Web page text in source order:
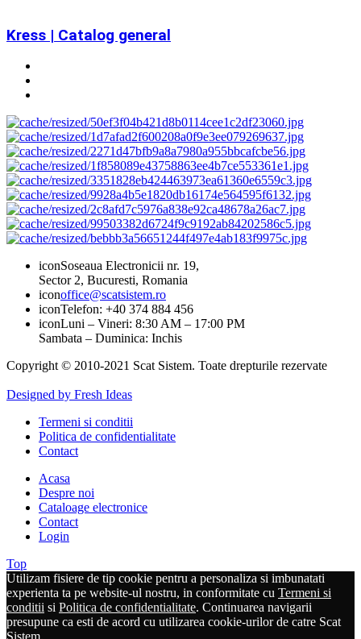
Kress | Catalog general
iconSoseaua Electronicii nr. 19,
Sector 2, Bucuresti, Romania
iconoffice@scatsistem.ro
iconTelefon: +40 374 884 456
iconLuni – Vineri: 8:30 AM – 17:00 PM
Sambata – Duminica: Inchis
Copyright © 2010-2021 Scat Sistem. Toate drepturile rezervate
Designed by Fresh Ideas
Termeni si conditii
Politica de confidentialitate
Contact
Acasa
Despre noi
Cataloage electronice
Contact
Login
Top
Utilizam fisiere de tip cookie pentru a personaliza si imbunatati
experienta ta pe website-ul nostru, in conformitate cu Termeni si
conditii si Politica de confidentialitate. Continuarea navigarii
presupune ca esti de acord cu utilizarea cookie-urilor de catre Scat